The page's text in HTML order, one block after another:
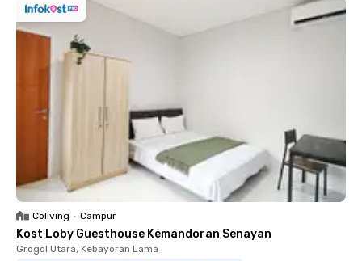
Coliving • Campur
Kost Loby Guesthouse Kemandoran Senayan
Grogol Utara, Kebayoran Lama